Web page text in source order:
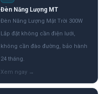
Đèn Năng Lượng MT
Đèn Năng Lượng Mặt Trời 300W
Lắp đặt không cần điện lưới,
không cần đào đường, bảo hành
24 tháng.